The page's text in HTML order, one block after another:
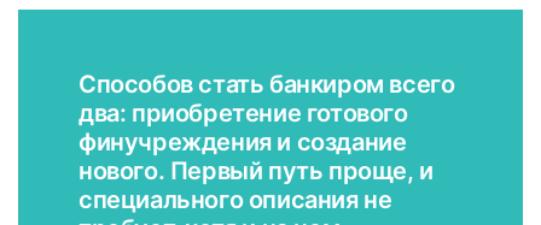
Способов стать банкиром всего
два: приобретение готового
финучреждения и создание
нового. Первый путь проще, и
специального описания не